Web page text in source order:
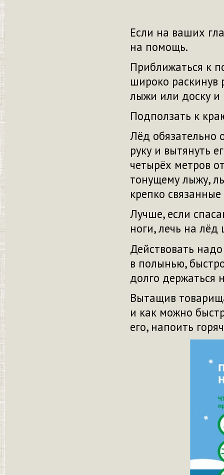
Если на ваших
на помощь.
Приближаться к
широко раскинув
лыжи или доску и
Подползать к
Лёд обязательно
руку и вытянуть
четырёх метров
тонущему лыжу,
крепко
Лучше, если
ноги, лечь на
Действовать
в полынью,
долго держаться
Вытащив
и как можно
его, напоить